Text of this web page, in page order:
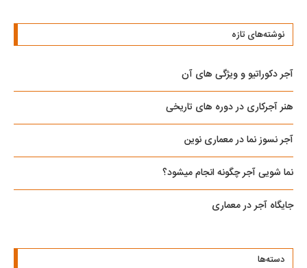
نوشته‌های تازه
آجر دکوراتیو و ویژگی های آن
هنر آجرکاری در دوره های تاریخی
آجر نسوز نما در معماری نوین
نما شویی آجر چگونه انجام میشود؟
جایگاه آجر در معماری
دسته‌ها